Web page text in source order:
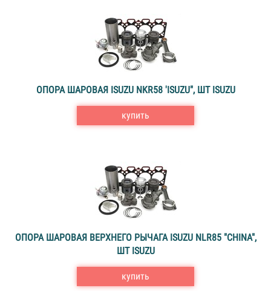
ОПОРА ШАРОВАЯ ISUZU NKR58 'ISUZU", ШТ ISUZU
купить
ОПОРА ШАРОВАЯ ВЕРХНЕГО РЫЧАГА ISUZU NLR85 "CHINA",
ШТ ISUZU
купить